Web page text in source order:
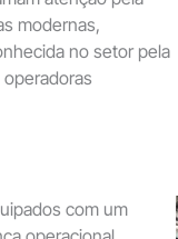
modernas,
no setor pela
com um